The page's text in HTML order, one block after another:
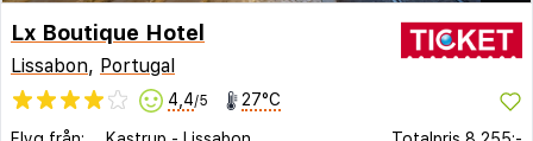
Lx Boutique Hotel
Lissabon, Portugal
4,4/5 27°C